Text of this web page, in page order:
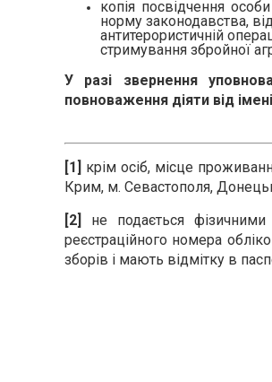
копія посвідчення
норму законодавства,
антитерористичній
стримування збройної
У разі звернення
повноваження діяти від
[1]
крім осіб, місце
Крим, м. Севастополя,
[2]
не подається
реєстраційного номера
зборів і мають відмітку в